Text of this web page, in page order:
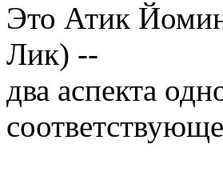
Это Атик
Лик) --
два аспекта